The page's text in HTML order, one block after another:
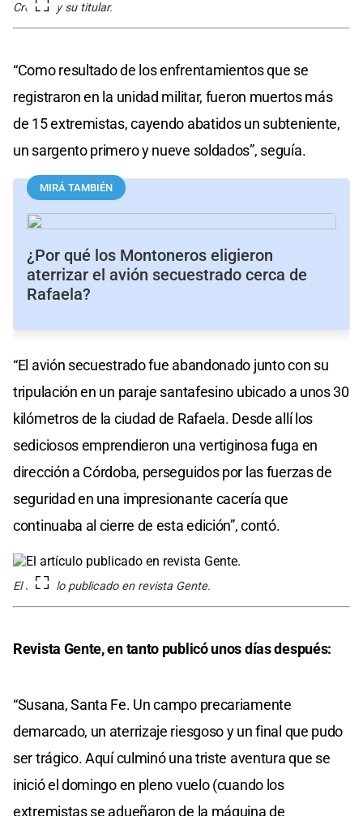
Crónica y su titular.
“Como resultado de los enfrentamientos que se
registraron en la unidad militar, fueron muertos más
de 15 extremistas, cayendo abatidos un subteniente,
un sargento primero y nueve soldados”, seguía.
MIRÁ TAMBIÉN
¿Por qué los Montoneros eligieron
aterrizar el avión secuestrado cerca de
Rafaela?
“El avión secuestrado fue abandonado junto con su
tripulación en un paraje santafesino ubicado a unos 30
kilómetros de la ciudad de Rafaela. Desde allí los
sediciosos emprendieron una vertiginosa fuga en
dirección a Córdoba, perseguidos por las fuerzas de
seguridad en una impresionante cacería que
continuaba al cierre de esta edición”, contó.
El artículo publicado en revista Gente.
Revista Gente, en tanto publicó unos días después:
“Susana, Santa Fe. Un campo precariamente
demarcado, un aterrizaje riesgoso y un final que pudo
ser trágico. Aquí culminó una triste aventura que se
inició el domingo en pleno vuelo (cuando los
extremistas se adueñaron de la máquina de